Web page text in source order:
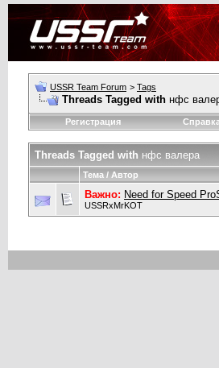
USSR Team Forum > Tags
Threads Tagged with нфс
Регистрация
Threads Tagged with нфс валера
Тема / Автор
Важно: Need for Speed
USSRxMrKOT